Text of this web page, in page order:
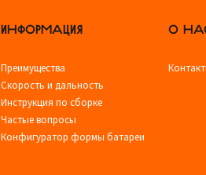
ИНФОРМАЦИЯ
Преимущества
Скорость и дальность
Инструкция по сборке
Частые вопросы
Конфигуратор формы батареи
О